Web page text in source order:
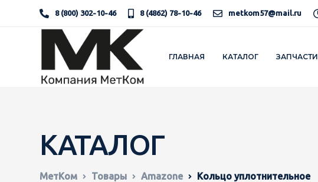
8 (800) 302-10-46 8 (4862) 78-10-46 metkom57@mail.ru
ГЛАВНАЯ КАТАЛОГ ЗАПЧАСТИ
КАТАЛОГ
МетКом Товары Amazone Кольцо уплотнительное